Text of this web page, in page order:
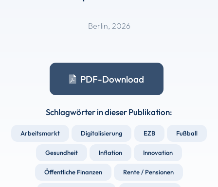
Berlin, 2026
PDF-Download
Schlagwörter in dieser Publikation:
Arbeitsmarkt Digitalisierung EZB Fußball
Gesundheit Inflation Innovation
Öffentliche Finanzen Rente / Pensionen